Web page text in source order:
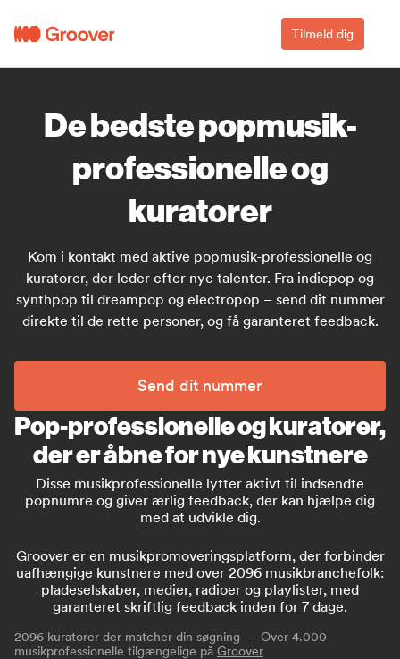
Tilmeld dig
De bedste popmusik-
professionelle og
kuratorer
Kom i kontakt med aktive popmusik-professionelle og
kuratorer, der leder efter nye talenter. Fra indiepop og
synthpop til dreampop og electropop – send dit nummer
direkte til de rette personer, og få garanteret feedback.
Send dit nummer
Pop-professionelle og kuratorer,
der er åbne for nye kunstnere
Disse musikprofessionelle lytter aktivt til indsendte
popnumre og giver ærlig feedback, der kan hjælpe dig
med at udvikle dig.
Groover er en musikpromoveringsplatform, der forbinder
uafhængige kunstnere med over 2096 musikbranchefolk:
pladeselskaber, medier, radioer og playlister, med
garanteret skriftlig feedback inden for 7 dage.
2096 kuratorer der matcher din søgning — Over 4.000
musikprofessionelle tilgængelige på Groover